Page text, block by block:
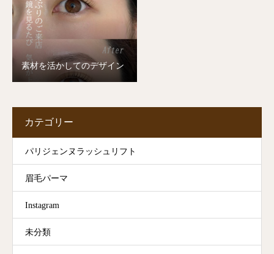
素材を活かしてのデザイン
カテゴリー
パリジェンヌラッシュリフト
眉毛パーマ
Instagram
未分類